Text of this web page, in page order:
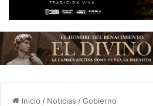
Inicio / Noticias /Gobierno